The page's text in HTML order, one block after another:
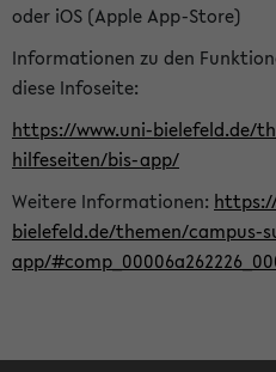
oder iOS (Apple App-Store)
Informationen zu den
diese Infoseite:
https://www.uni-bielefeld.de/
hilfeseiten/bis-app/
Weitere Informationen:
bielefeld.de/themen/campus-
app/